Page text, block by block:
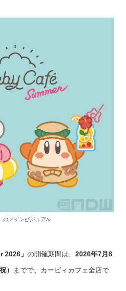
のメインビジュアル
2026」 の開催期間は、 2026年7月8
） までで、カービィカフェ全店で